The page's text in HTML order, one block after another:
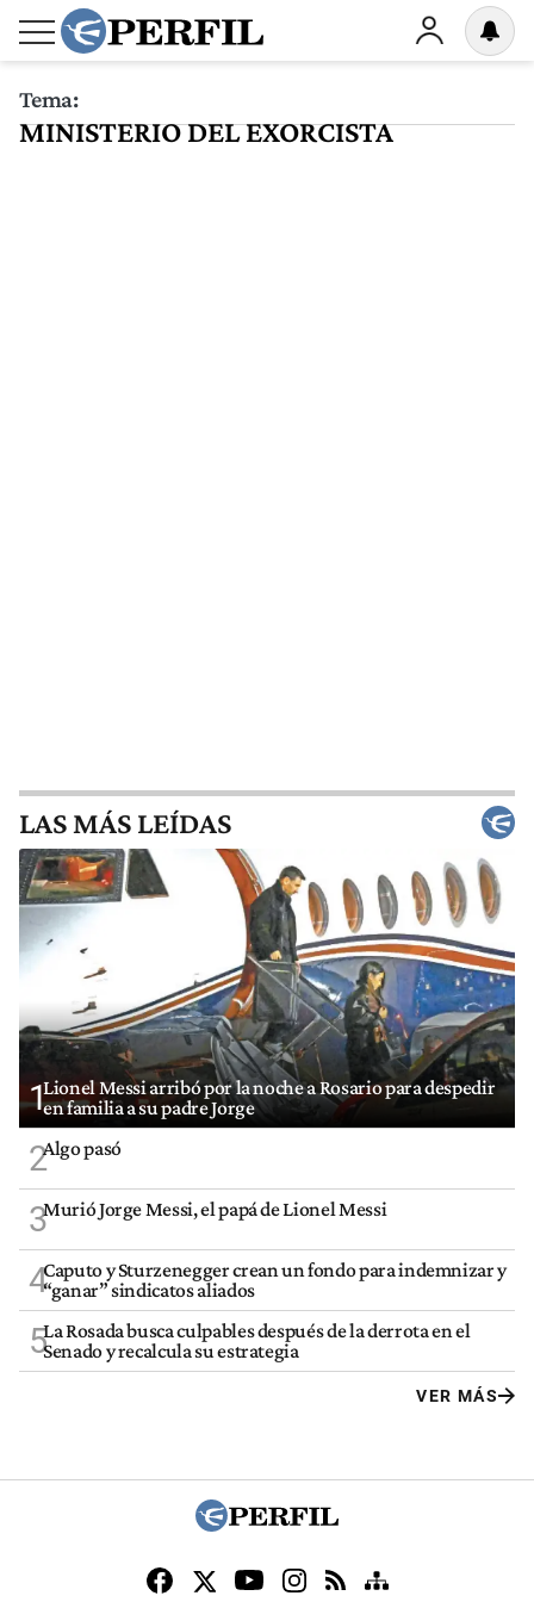
Tema:
MINISTERIO DEL EXORCISTA
LAS MÁS LEÍDAS
1Lionel Messi arribó por la noche a Rosario para despedir
en familia a su padre Jorge
2Algo pasó
3Murió Jorge Messi, el papá de Lionel Messi
4Caputo y Sturzenegger crean un fondo para indemnizar y
“ganar” sindicatos aliados
5La Rosada busca culpables después de la derrota en el
Senado y recalcula su estrategia
VER MÁS